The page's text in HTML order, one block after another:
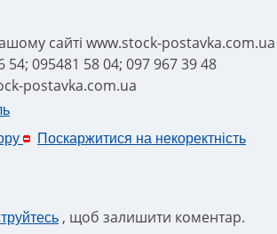
сайті www.stock-postavka.com.ua
54; 095481 58 04; 097 967 39 48
postavka.com.ua
Поскаржитися на некоректність
, щоб залишити коментар.